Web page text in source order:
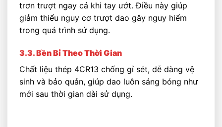
trơn trượt ngay cả khi tay ướt. Điều này giúp
giảm thiểu nguy cơ trượt dao gây nguy hiểm
trong quá trình sử dụng.
3.3. Bền Bỉ Theo Thời Gian
Chất liệu thép 4CR13 chống gỉ sét, dễ dàng vệ
sinh và bảo quản, giúp dao luôn sáng bóng như
mới sau thời gian dài sử dụng.